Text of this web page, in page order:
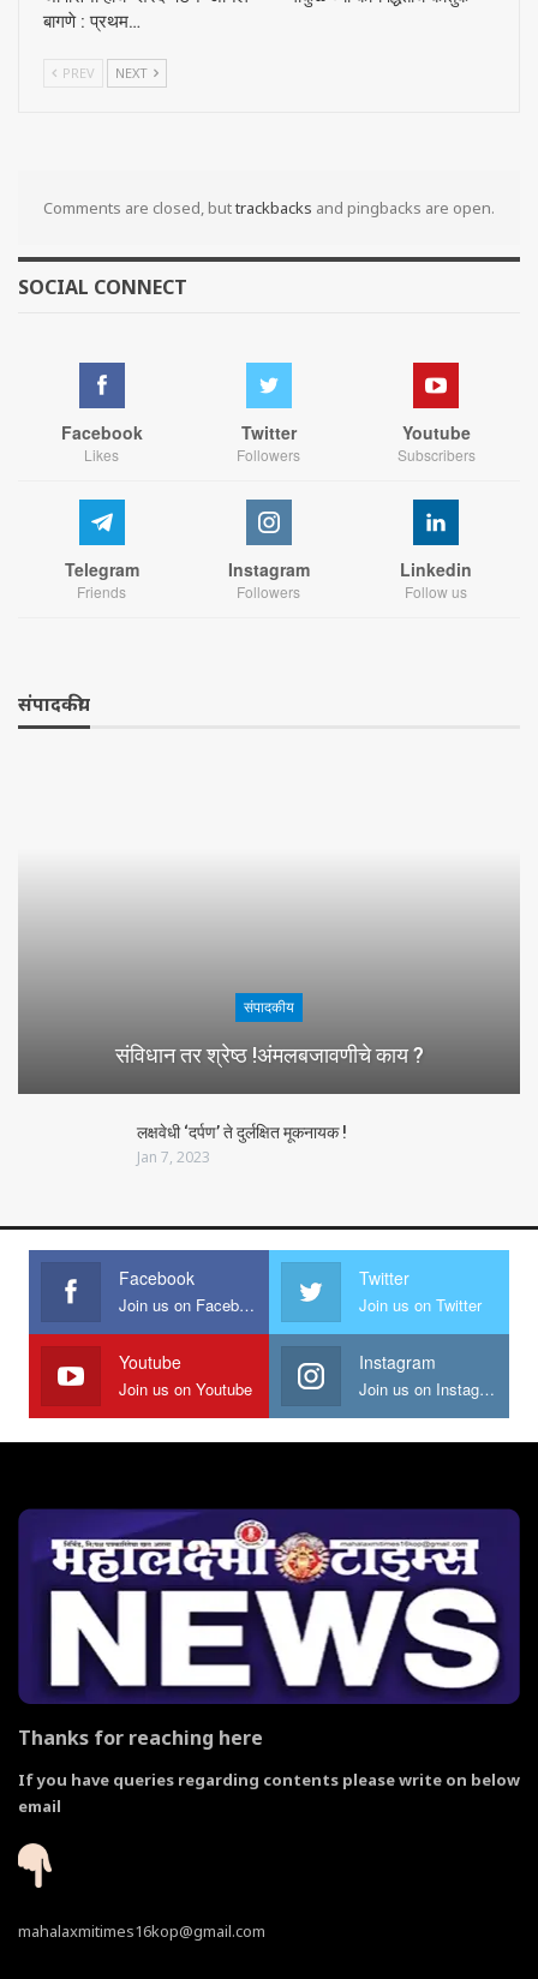
बागणे : प्रथम…
PREV NEXT
Comments are closed, buttrackbacks and pingbacks are open.
SOCIAL CONNECT
Facebook
Likes
Twitter
Followers
Youtube
Subscribers
Telegram
Friends
Instagram
Followers
Linkedin
Follow us
संपादकीय
संपादकीय
संविधान तर श्रेष्ठ !अंमलबजावणीचे काय ?
लक्षवेधी ‘दर्पण’ ते दुर्लक्षित मूकनायक !
Jan 7, 2023
Facebook
Join us on Facebook
Twitter
Join us on Twitter
Youtube
Join us on Youtube
Instagram
Join us on Instagram
Thanks for reaching here
If you have queries regarding contents please write on below
email
mahalaxmitimes16kop@gmail.com